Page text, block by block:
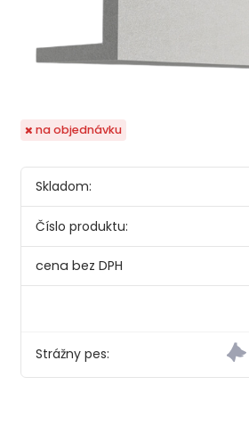
na objednávku
Skladom:
Číslo produktu:
Strážny pes: